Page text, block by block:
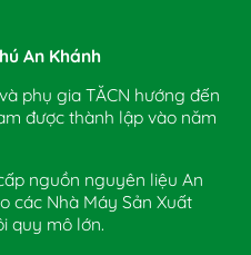
An Khánh
phụ gia TĂCN hướng đến
được thành lập vào năm
nguồn nguyên liệu An
các Nhà Máy Sản Xuất
quy mô lớn.